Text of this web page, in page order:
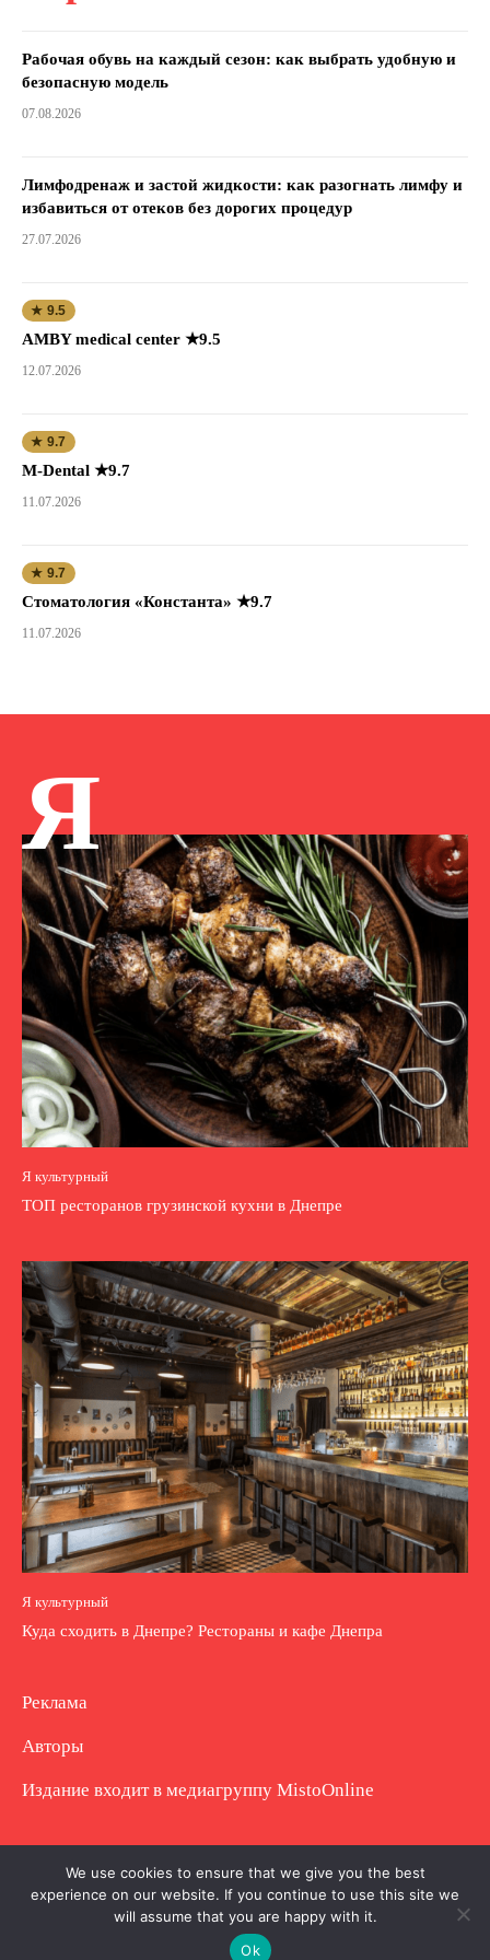
Рабочая обувь на каждый сезон: как выбрать удобную и
безопасную модель
07.08.2026
Лимфодренаж и застой жидкости: как разогнать лимфу и
избавиться от отеков без дорогих процедур
27.07.2026
★ 9.5
AMBY medical center ★9.5
12.07.2026
★ 9.7
M-Dental ★9.7
11.07.2026
★ 9.7
Стоматология «Константа» ★9.7
11.07.2026
Я
Я культурный
ТОП ресторанов грузинской кухни в Днепре
Я культурный
Куда сходить в Днепре? Рестораны и кафе Днепра
Реклама
Авторы
Издание входит в медиагруппу MistoOnline
Copyright © Полное использование материала
запрещено. Частично разрешено с гиперссылкой.
We use cookies to ensure that we give you the best
experience on our website. If you continue to use this site we
will assume that you are happy with it.
Ok